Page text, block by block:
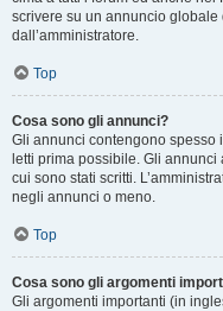
scrivere su un annuncio
dall’amministratore.
Top
Cosa sono gli annunci?
Gli annunci contengono spesso
letti prima possibile. Gli
cui sono stati scritti.
negli annunci o meno.
Top
Cosa sono gli argomenti
Gli argomenti importanti (in